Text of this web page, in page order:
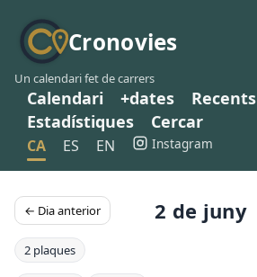
Cronovies
Un calendari fet de carrers
Calendari +dates Recents
Estadístiques
Cercar
CA ES EN Instagram
← Dia anterior 2 de juny
2 plaques